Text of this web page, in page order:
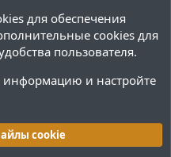
(RU)
для обеспечения
cookies для
пользователя.
и настройте
cookie